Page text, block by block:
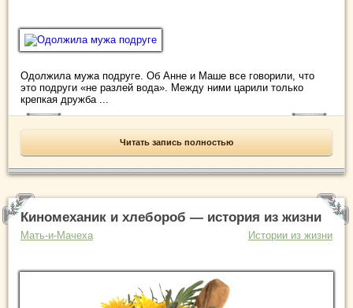
Одолжила мужа подруге. Об Анне и Маше все говорили, что
это подруги «не разлей вода». Между ними царили только
крепкая дружба ...
Читать запись полностью
Киномеханик и хлебороб — история из жизни
Мать-и-Мачеха Истории из жизни